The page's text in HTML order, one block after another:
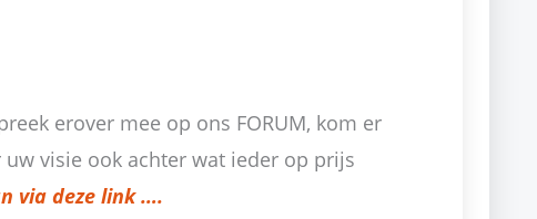
erover mee op ons FORUM, kom er
visie ook achter wat ieder op prijs
via deze link ….